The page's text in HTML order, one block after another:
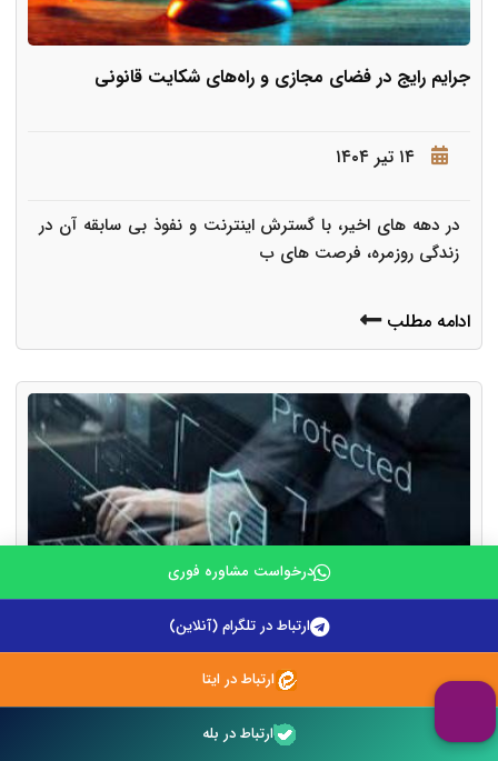
جرایم رایج در فضای مجازی و راه‌های شکایت قانونی
۱۴ تیر ۱۴۰۴
در دهه های اخیر، با گسترش اینترنت و نفوذ بی سابقه آن در
زندگی روزمره، فرصت های ب
ادامه مطلب
حقوق دیجیتال چیست و چگونه از خود در فضای مجازی
محافظت کنیم؟
درخواست مشاوره فوری
ارتباط در تلگرام (آنلاین)
ارتباط در ایتا
ارتباط در بله